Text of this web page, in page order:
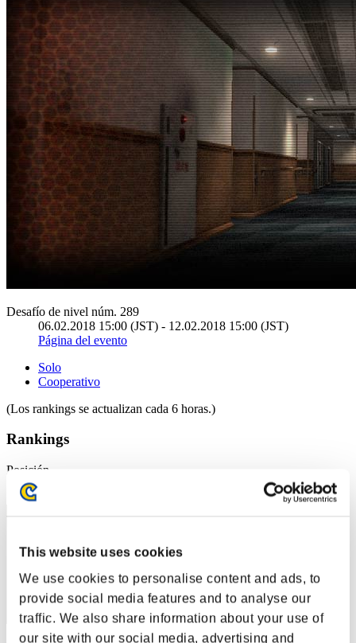
This website uses cookies
We use cookies to personalise content and ads, to
provide social media features and to analyse our
traffic. We also share information about your use of
our site with our social media, advertising and
Desafío de nivel núm. 289
06.02.2018 15:00 (JST) - 12.02.2018 15:00 (JST)
Página del evento
Solo
Cooperativo
(Los rankings se actualizan cada 6 horas.)
Rankings
Posición